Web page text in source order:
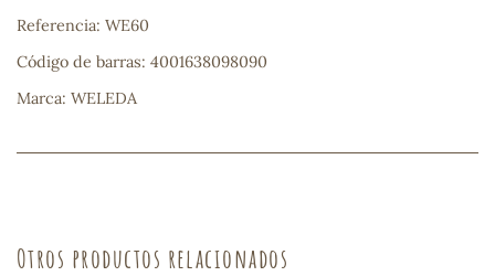
Referencia: WE60
Código de barras: 4001638098090
Marca: WELEDA
Otros productos relacionados